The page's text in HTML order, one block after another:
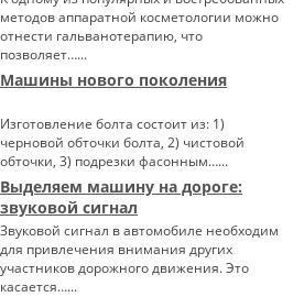
методов аппаратной косметологии можно
отнести гальванотерапию, что
позволяет…...
Машины нового поколения
Изготовление болта состоит из: 1)
черновой обточки болта, 2) чистовой
обточки, 3) подрезки фасонным…...
Выделяем машину на дороге:
звуковой сигнал
Звуковой сигнал в автомобиле необходим
для привлечения внимания других
участников дорожного движения. Это
касается…...